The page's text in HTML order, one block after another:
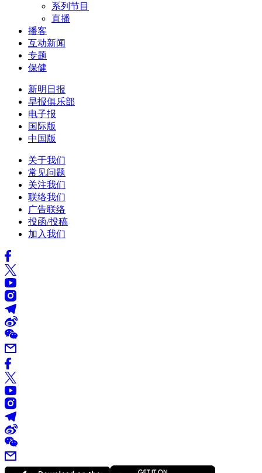
系列节目
直播
播客
互动新闻
专题
保健
新明日报
早报俱乐部
电子报
国际版
中国版
关于我们
常见问题
关注我们
联络我们
广告联络
投函/投稿
加入我们